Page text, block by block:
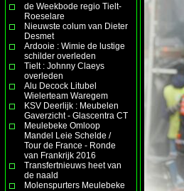
de Weekbode regio Tielt-
Roeselare
Nieuwste colum van Dieter
Desmet
Ardooie : Wimie de lustige
schilder overleden
Tielt : Johnny Claeys
overleden
Alu Decock Litubel
Wielerteam Waregem
KSV Deerlijk : Meubelen
Gaverzicht - Glascentra CT
Meulebeke Omloop
Mandel Leie Schelde /
Tour de France - Ronde
van Frankrijk 2016
Transfertnieuws heet van
de naald
Molenspurters Meulebeke